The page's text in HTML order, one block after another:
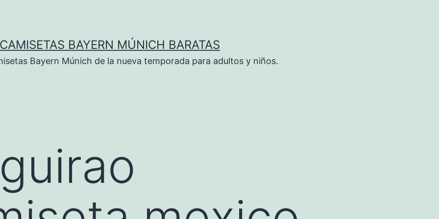
CAMISETAS BAYERN MÚNICH BARATAS
Bayern Múnich de la nueva temporada para adultos y niños.